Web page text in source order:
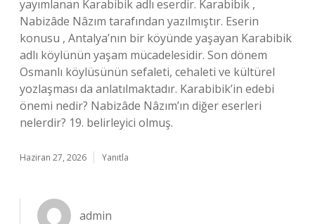
yayımlanan Karabibik adlı eserdir. Karabibik ,
Nabizâde Nâzım tarafından yazılmıştır. Eserin
konusu , Antalya’nın bir köyünde yaşayan Karabibik
adlı köylünün yaşam mücadelesidir. Son dönem
Osmanlı köylüsünün sefaleti, cehaleti ve kültürel
yozlaşması da anlatılmaktadır. Karabibik’in edebi
önemi nedir? Nabizâde Nâzım’ın diğer eserleri
nelerdir? 19. belirleyici olmuş.
Haziran 27, 2026 Yanıtla
admin